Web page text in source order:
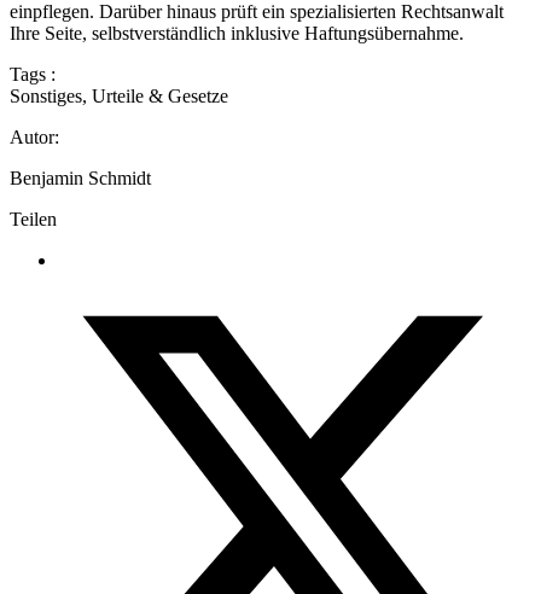
einpflegen. Darüber hinaus prüft ein spezialisierten Rechtsanwalt
Ihre Seite, selbstverständlich inklusive Haftungsübernahme.
Tags :
Sonstiges, Urteile & Gesetze
Autor:
Benjamin Schmidt
Teilen